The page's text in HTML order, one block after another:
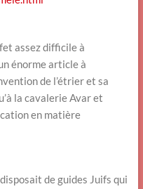
assez difficile à
énorme article à
de l’étrier et sa
la cavalerie Avar et
en matière
de guides Juifs qui